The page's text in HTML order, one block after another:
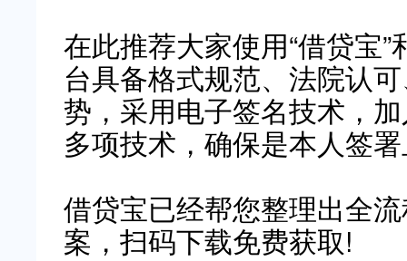
在此推荐大家使用“借贷宝
台具备格式规范、法院认
势，采用电子签名技术，加
多项技术，确保是本人签
借贷宝已经帮您整理出全
案，扫码下载免费获取!